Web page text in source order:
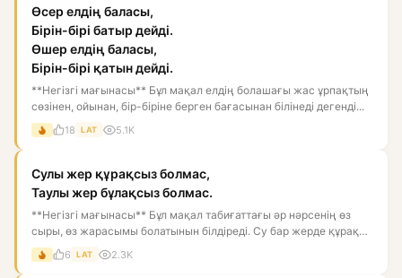
Өсер елдің баласы,
Бірін-бірі батыр дейді.
Өшер елдің баласы,
Бірін-бірі қатын дейді.
**Негізгі мағынасы** Бұл мақал елдің болашағы жас ұрпақтың
сөзінен, ойынан, бір-біріне берген бағасынан білінеді дегенді...
18 LAT 5.1K
Сулы жер құрақсыз болмас,
Таулы жер бұлақсыз болмас.
**Негізгі мағынасы** Бұл мақал табиғаттағы әр нәрсенің өз
сыры, өз жарасымы болатынын білдіреді. Су бар жерде құрақ
өсед...
6 LAT 2.3K